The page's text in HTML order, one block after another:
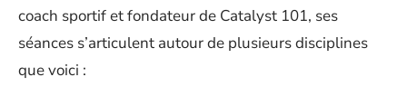
coach sportif et fondateur de Catalyst 101, ses
séances s’articulent autour de plusieurs disciplines
que voici :